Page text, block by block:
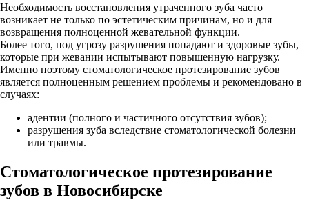
Необходимость восстановления утраченного зуба часто
возникает не только по эстетическим причинам, но и для
возвращения полноценной жевательной функции.
Более того, под угрозу разрушения попадают и здоровые зубы,
которые при жевании испытывают повышенную нагрузку.
Именно поэтому стоматологическое протезирование зубов
является полноценным решением проблемы и рекомендовано в
случаях:
адентии (полного и частичного отсутствия зубов);
разрушения зуба вследствие стоматологической болезни
или травмы.
Стоматологическое протезирование
зубов в Новосибирске